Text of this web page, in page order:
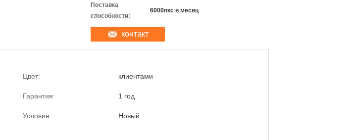
Поставка
способности:
6000пкс в месяц
контакт
Цвет: клиентами
Гарантия: 1 год
Условие: Новый